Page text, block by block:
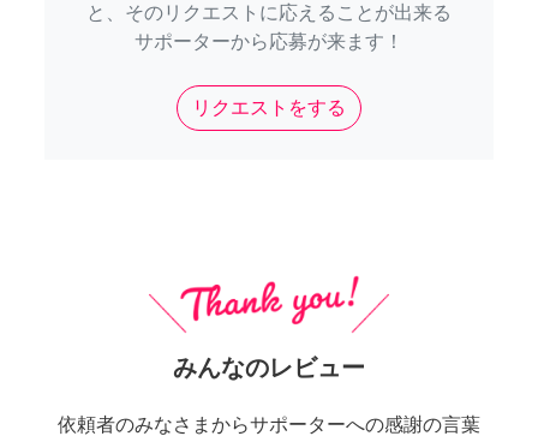
と、そのリクエストに応えることが出来る
サポーターから応募が来ます！
リクエストをする
みんなのレビュー
依頼者のみなさまからサポーターへの感謝の言葉